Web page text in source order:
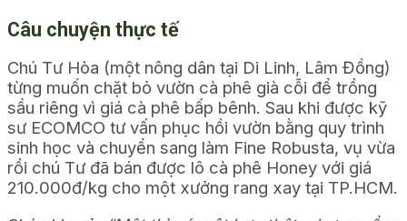
Câu chuyện thực tế
Chú Tư Hòa (một nông dân tại Di Linh, Lâm Đồng)
từng muốn chặt bỏ vườn cà phê già cỗi để trồng
sầu riêng vì giá cà phê bấp bênh. Sau khi được kỹ
sư ECOMCO tư vấn phục hồi vườn bằng quy trình
sinh học và chuyển sang làm Fine Robusta, vụ vừa
rồi chú Tư đã bán được lô cà phê Honey với giá
210.000đ/kg cho một xưởng rang xay tại TP.HCM.